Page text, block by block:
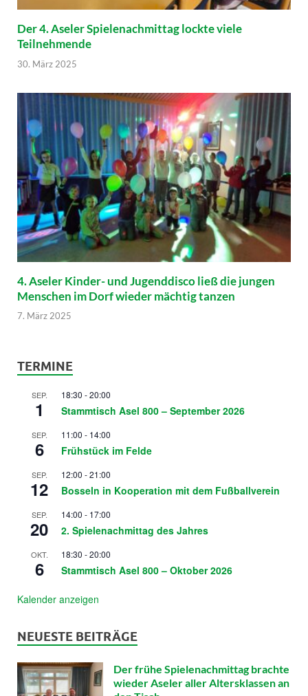
Der 4. Aseler Spielenachmittag lockte viele
Teilnehmende
30. März 2025
4. Aseler Kinder- und Jugenddisco ließ die jungen
Menschen im Dorf wieder mächtig tanzen
7. März 2025
TERMINE
SEP.
1
18:30 -20:00
Stammtisch Asel 800 – September 2026
SEP.
6
11:00 - 14:00
Frühstück im Felde
SEP.
12
12:00 -21:00
Bosseln in Kooperation mit dem Fußballverein
SEP.
20
14:00 - 17:00
2. Spielenachmittag des Jahres
OKT.
6
18:30 -20:00
Stammtisch Asel 800 – Oktober 2026
Kalender anzeigen
NEUESTE BEITRÄGE
Der frühe Spielenachmittag brachte
wieder Aseler aller Altersklassen an